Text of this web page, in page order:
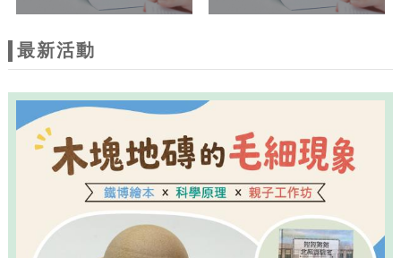
最新活動